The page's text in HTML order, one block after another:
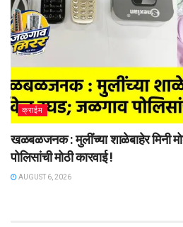
क्राईम
खळबळजनक : मुलींच्या शाळेबाहेर मिनी
पोलिसांची मोठी कारवाई !
AUGUST 6, 2026